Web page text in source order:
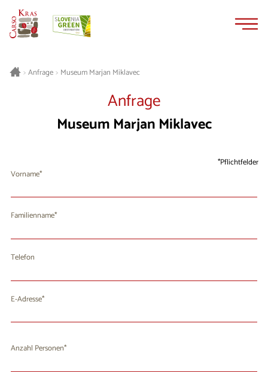
>Anfrage> Museum Marjan Miklavec
Anfrage
Museum Marjan Miklavec
Pflichtfelder
Vorname
Familienname
Telefon
E-Adresse
Anzahl Personen